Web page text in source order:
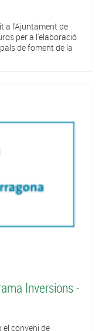
a l'Ajuntament de
per a l'elaboració
de foment de la
Inversions -
el conveni de